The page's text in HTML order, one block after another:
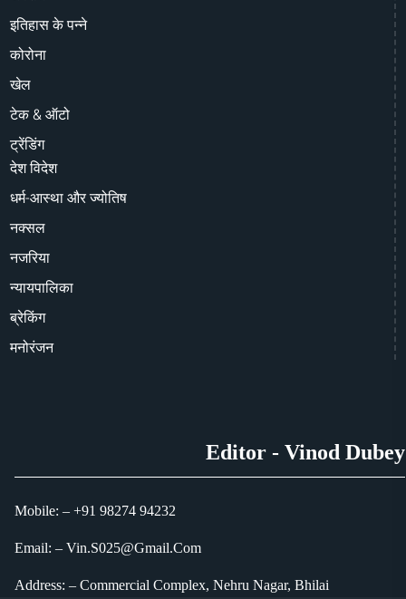
इतिहास के पन्ने
कोरोना
खेल
टेक & ऑटो
ट्रेंडिंग
देश विदेश
धर्म-आस्था और ज्योतिष
नक्सल
नजरिया
न्यायपालिका
ब्रेकिंग
मनोरंजन
Editor - Vinod Dubey
Mobile: – +91 98274 94232
Email: – Vin.S025@Gmail.Com
Address: – Commercial Complex, Nehru Nagar, Bhilai